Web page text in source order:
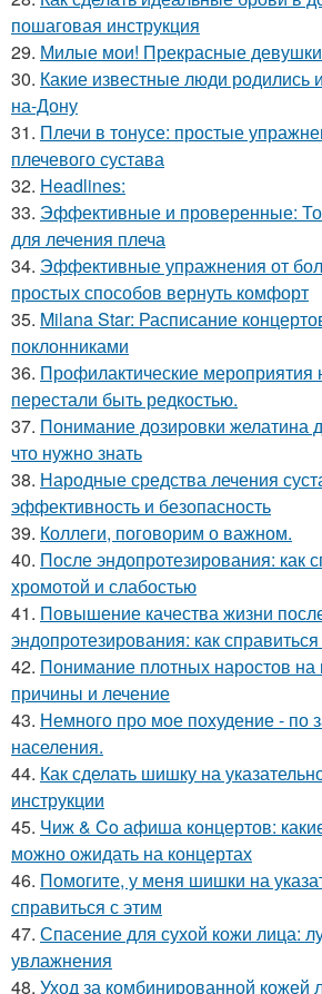
пошаговая инструкция
29. Милые мои! Прекрасные
30. Какие известные люди родились
на-Дону
31. Плечи в тонусе: простые
плечевого сустава
32. Headlines:
33. Эффективные и проверенные:
для лечения плеча
34. Эффективные упражнения от
простых способов вернуть комфорт
35. Milana Star: Расписание
поклонниками
36. Профилактические
перестали быть редкостью.
37. Понимание дозировки желатина
что нужно знать
38. Народные средства лечения
эффективность и безопасность
39. Коллеги, поговорим о важном.
40. После эндопротезирования: как
хромотой и слабостью
41. Повышение качества жизни
эндопротезирования: как
42. Понимание плотных наростов на
причины и лечение
43. Немного про мое похудение - по
населения.
44. Как сделать шишку на
инструкции
45. Чиж & Co афиша концертов:
можно ожидать на концертах
46. Помогите, у меня шишки на
справиться с этим
47. Спасение для сухой кожи лица:
увлажнения
48. Уход за комбинированной кожей